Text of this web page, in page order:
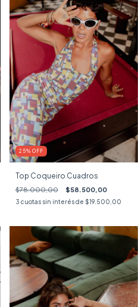
25% OFF
Top Coqueiro Cuadros
$78.000,00 $58.500,00
3 cuotas sin interés de $19.500,00